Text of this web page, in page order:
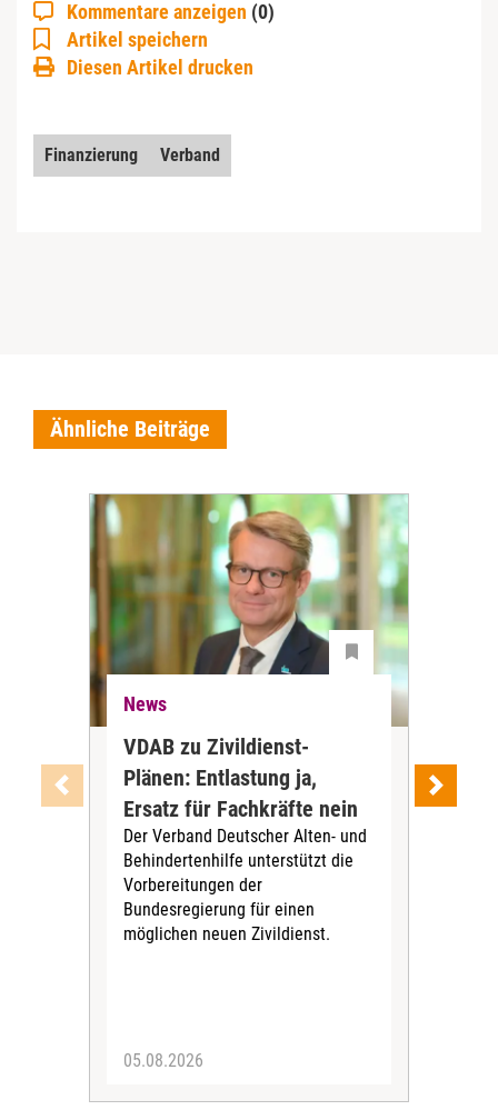
Kommentare anzeigen (0)
Artikel speichern
Diesen Artikel drucken
Finanzierung Verband
Ähnliche Beiträge
News
VDAB zu Zivildienst-
Plänen: Entlastung ja,
Ersatz für Fachkräfte nein
Der Verband Deutscher Alten- und
Behindertenhilfe unterstützt die
Vorbereitungen der
Bundesregierung für einen
möglichen neuen Zivildienst.
05.08.2026